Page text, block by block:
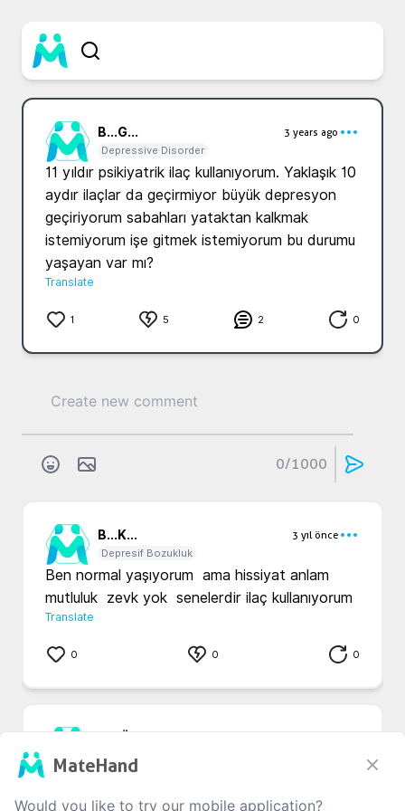
B...G...
3 years ago
Depressive Disorder
11 yıldır psikiyatrik ilaç kullanıyorum. Yaklaşık 10
aydır ilaçlar da geçirmiyor büyük depresyon
geçiriyorum sabahları yataktan kalkmak
istemiyorum işe gitmek istemiyorum bu durumu
yaşayan var mı?
Translate
1 5 2 0
0/1000
B...K...
3 yıl önce
Depresif Bozukluk
Ben normal yaşıyorum  ama hissiyat anlam
mutluluk  zevk yok  senelerdir ilaç kullanıyorum
Translate
0 0 0
M...Ö...
Depresif Bozukluk
Var abi kendini birakma yoksa temelli çöküp
galcak insan
MateHand
Would you like to try our mobile application?